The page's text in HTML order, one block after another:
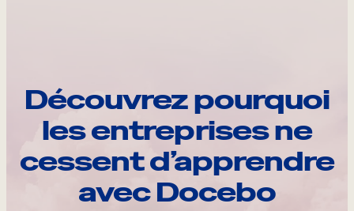
Découvrez pourquoi
les entreprises ne
cessent d’apprendre
avec Docebo